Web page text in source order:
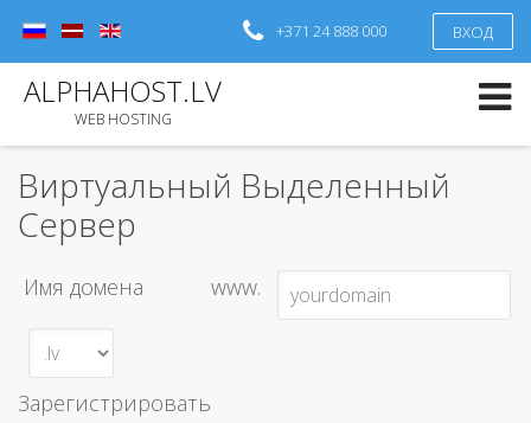
Виртуальный Выделенный
Сервер
Имя домена www.
Зарегистрировать
Вход
Логин
Забыли логин?
ВХОД
+371 24 888 000
ALPHAHOST.LV
WEB HOSTING